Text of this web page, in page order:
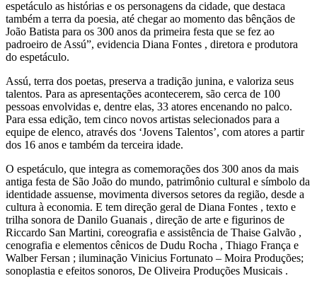
espetáculo as histórias e os personagens da cidade, que destaca
também a terra da poesia, até chegar ao momento das bênçãos de
João Batista para os 300 anos da primeira festa que se fez ao
padroeiro de Assú”, evidencia Diana Fontes , diretora e produtora
do espetáculo.
Assú, terra dos poetas, preserva a tradição junina, e valoriza seus
talentos. Para as apresentações acontecerem, são cerca de 100
pessoas envolvidas e, dentre elas, 33 atores encenando no palco.
Para essa edição, tem cinco novos artistas selecionados para a
equipe de elenco, através dos ‘Jovens Talentos’, com atores a partir
dos 16 anos e também da terceira idade.
O espetáculo, que integra as comemorações dos 300 anos da mais
antiga festa de São João do mundo, patrimônio cultural e símbolo da
identidade assuense, movimenta diversos setores da região, desde a
cultura à economia. E tem direção geral de Diana Fontes , texto e
trilha sonora de Danilo Guanais , direção de arte e figurinos de
Riccardo San Martini, coreografia e assistência de Thaise Galvão ,
cenografia e elementos cênicos de Dudu Rocha , Thiago França e
Walber Fersan ; iluminação Vinicius Fortunato – Moira Produções;
sonoplastia e efeitos sonoros, De Oliveira Produções Musicais .